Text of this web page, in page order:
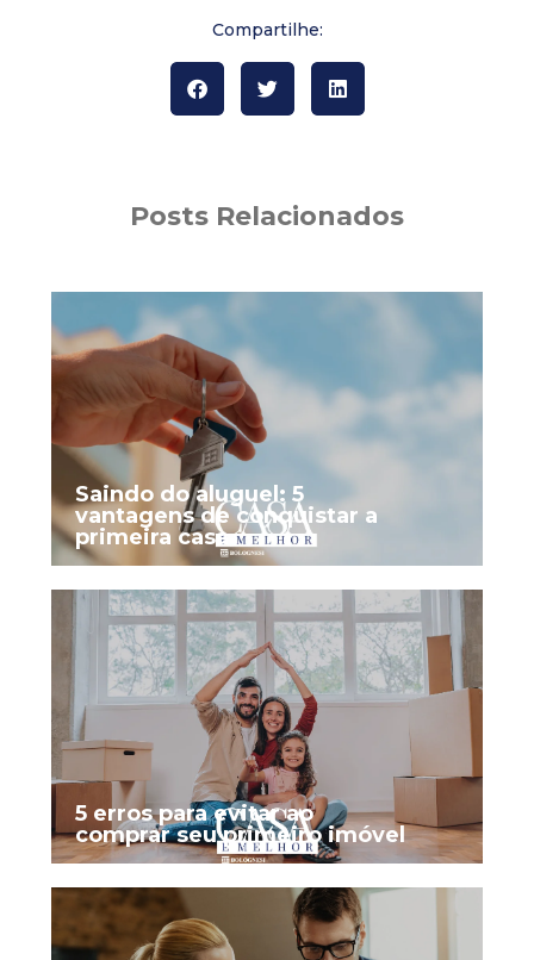
Compartilhe:
Posts Relacionados
Saindo do aluguel: 5
vantagens de conquistar a
primeira casa
5 erros para evitar ao
comprar seu primeiro imóvel